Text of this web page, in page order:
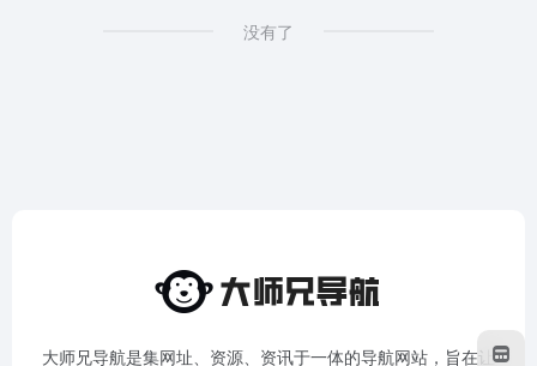
没有了
大师兄导航是集网址、资源、资讯于一体的导航网站，旨在让